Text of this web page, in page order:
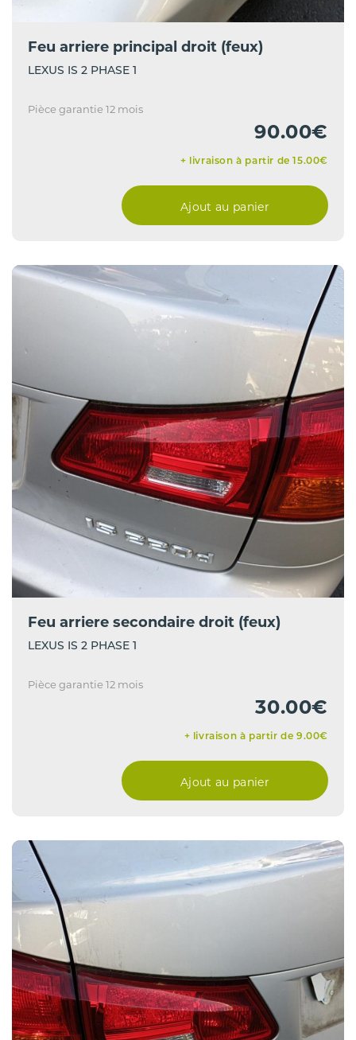
Feu arriere principal droit (feux)
LEXUS IS 2 PHASE 1
Pièce garantie 12 mois
90.00€
+ livraison à partir de 15.00€
Ajout au panier
Feu arriere secondaire droit (feux)
LEXUS IS 2 PHASE 1
Pièce garantie 12 mois
30.00€
+ livraison à partir de 9.00€
Ajout au panier